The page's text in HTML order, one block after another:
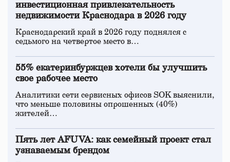
инвестиционная привлекательность
недвижимости Краснодара в 2026 году
Краснодарский край в 2026 году поднялся с
седьмого на четвертое место в…
55% екатеринбуржцев хотели бы улучшить
свое рабочее место
Аналитики сети сервисных офисов SOK выяснили,
что меньше половины опрошенных (40%)
жителей…
Пять лет AFUVA: как семейный проект стал
узнаваемым брендом